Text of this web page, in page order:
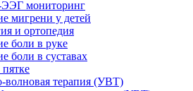
мониторинг
мигрени у детей
и ортопедия
боли в руке
боли в суставах
волновая терапия (УВТ)